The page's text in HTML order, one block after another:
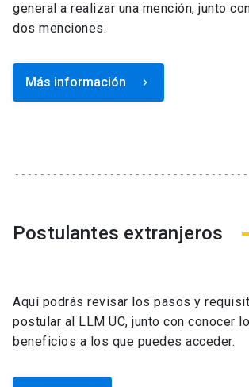
general a realizar una mención, junto
dos menciones.
Más información keyboard_arrow_right
Postulantes extranjeros
Aquí podrás revisar los pasos y
postular al LLM UC, junto con conocer
beneficios a los que puedes acceder.